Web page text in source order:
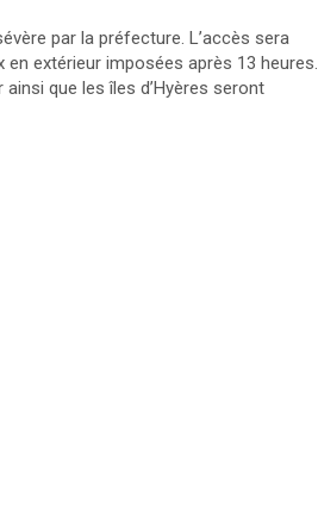
par la préfecture. L’accès sera
extérieur imposées après 13 heures.
que les îles d’Hyères seront